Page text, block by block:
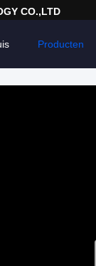
CO.,LTD
Producten